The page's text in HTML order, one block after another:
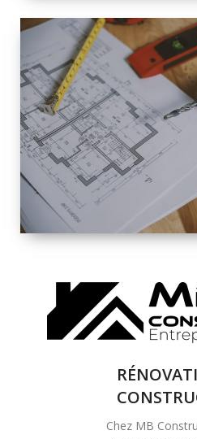
ESPACE
RÉNOVATION
INTÉRIEURE ET
EXTÉRIEURE
SOLUTIONS DE
RÉNOVATION
COMPLÈTE
Chez MB